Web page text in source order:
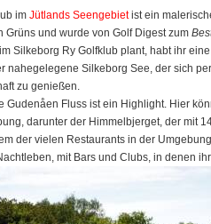
im Jütlands Seengebietist ein
Grüns und wurde von Golf Digest zum
Silkeborg Ry Golfklub plant, habt ihr
nahegelegene Silkeborg See, der sich
zu genießen.
Gudenåen Fluss ist ein Highlight. Hier
darunter der Himmelbjerget, der mit
der vielen Restaurants in der
mit Bars und Clubs, in denen